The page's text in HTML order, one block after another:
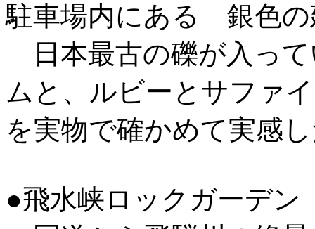
駐車場内にある 銀色の
日本最古の礫が入っ
ムと、ルビーとサファ
を実物で確かめて実感
●飛水峡ロックガーデ